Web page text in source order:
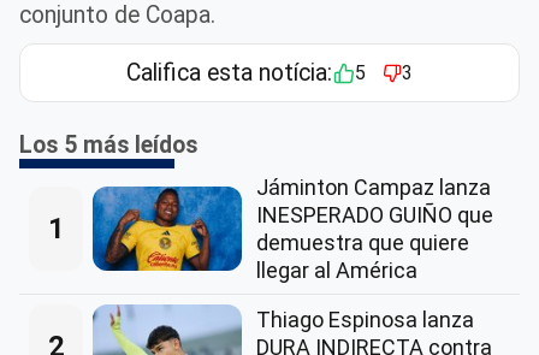
conjunto de Coapa.
Califica esta notícia: 5 3
Los 5 más leídos
1
Jáminton Campaz lanza
INESPERADO GUIÑO que
demuestra que quiere
llegar al América
2
Thiago Espinosa lanza
DURA INDIRECTA contra